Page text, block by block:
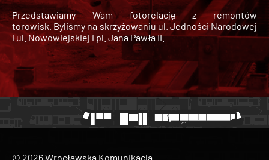
Przedstawiamy Wam fotorelację z remontów
torowisk. Byliśmy na skrzyżowaniu ul. Jedności Narodowej
i ul. Nowowiejskiej i pl. Jana Pawła II.
© 2026 Wrocławska Komunikacja